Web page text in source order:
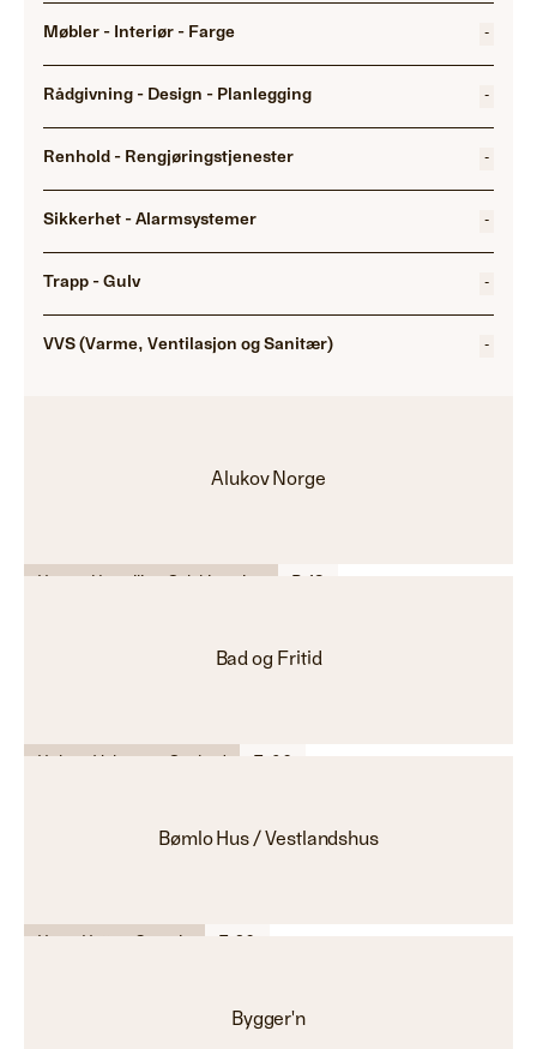
Alukov Norge
Bad og Fritid
Bømlo Hus / Vestlandshus
Bygger'n
Møbler - Interiør - Farge -
Rådgivning - Design - Planlegging -
Renhold - Rengjøringstjenester -
Sikkerhet - Alarmsystemer -
Trapp - Gulv -
VVS (Varme, Ventilasjon og Sanitær) -